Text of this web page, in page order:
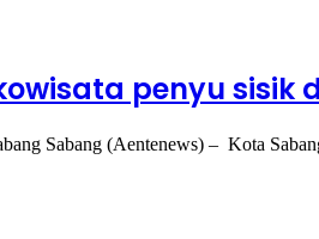
penyu sisik
Sabang (Aentenews) – Kota